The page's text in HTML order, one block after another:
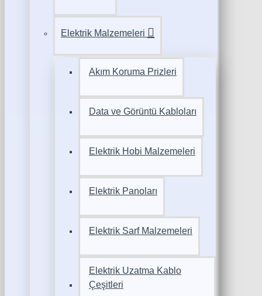
Elektrik Malzemeleri
Akım Koruma Prizleri
Data ve Görüntü Kabloları
Elektrik Hobi Malzemeleri
Elektrik Panoları
Elektrik Sarf Malzemeleri
Elektrik Uzatma Kablo
Çeşitleri